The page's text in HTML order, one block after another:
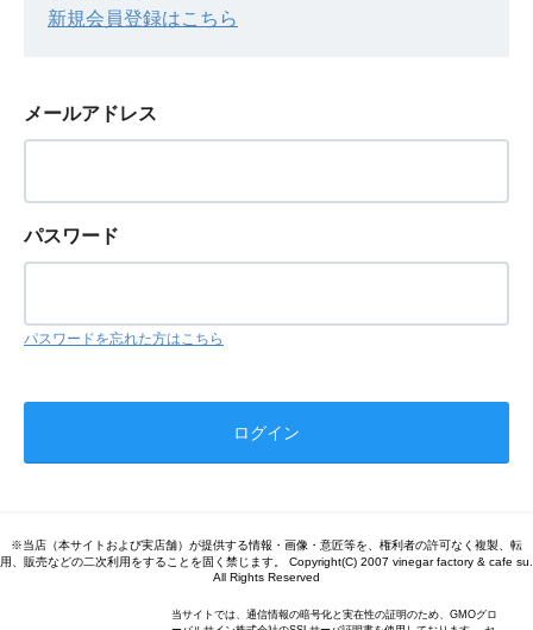
新規会員登録はこちら
メールアドレス
パスワード
パスワードを忘れた方はこちら
※当店（本サイトおよび実店舗）が提供する情報・画像・意匠等を、権利者の許可なく複製、転
用、販売などの二次利用をすることを固く禁じます。 Copyright(C) 2007 vinegar factory & cafe su.
All Rights Reserved
当サイトでは、通信情報の暗号化と実在性の証明のため、GMOグロ